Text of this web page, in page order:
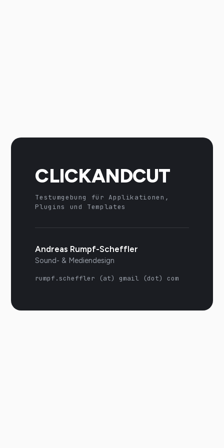
CLICKANDCUT
Testumgebung für Applikationen,
Plugins und Templates
Andreas Rumpf-Scheffler
Sound- & Mediendesign
rumpf.scheffler (at) gmail (dot) com